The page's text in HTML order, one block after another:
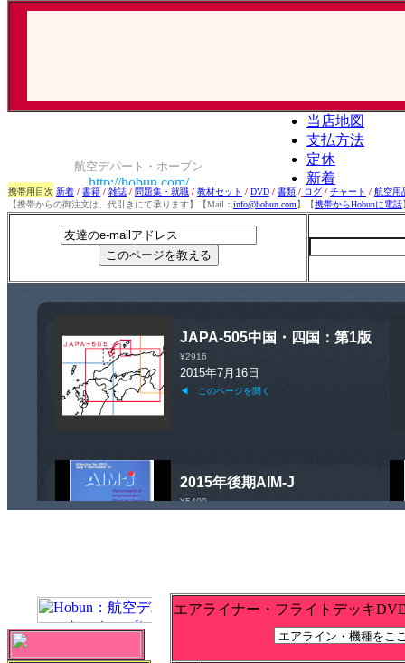
携帯用目次 新着 / 書籍 / 雑誌 / 問題集・就職 / 教材セット / DVD / 書類 / ログ / チャート / 航空用
【携帯からの御注文は、代引きにて承ります】【Mail： info@hobun.com】【携帯からHobunに電話
エアライナー・フライトデッキ